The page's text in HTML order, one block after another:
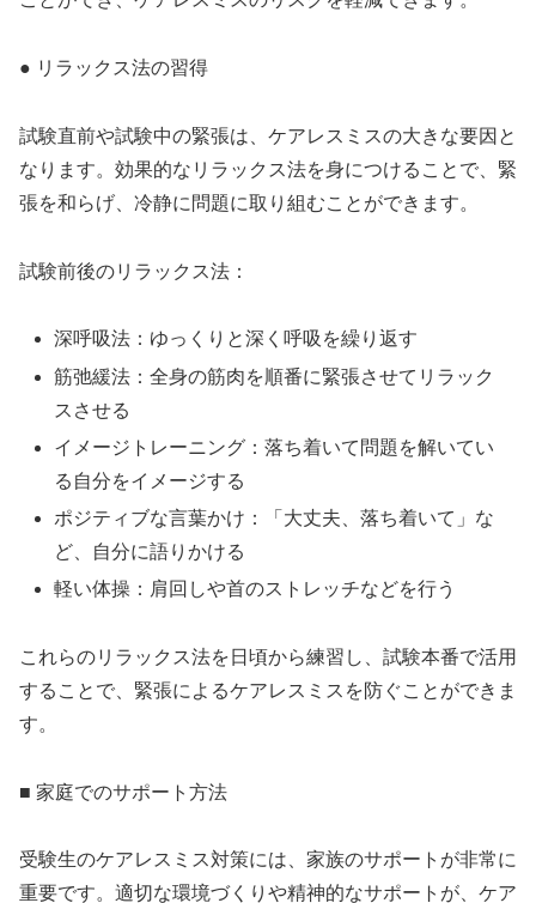
● リラックス法の習得
試験直前や試験中の緊張は、ケアレスミスの大きな要因と
なります。効果的なリラックス法を身につけることで、緊
張を和らげ、冷静に問題に取り組むことができます。
試験前後のリラックス法：
深呼吸法：ゆっくりと深く呼吸を繰り返す
筋弛緩法：全身の筋肉を順番に緊張させてリラック
スさせる
イメージトレーニング：落ち着いて問題を解いてい
る自分をイメージする
ポジティブな言葉かけ：「大丈夫、落ち着いて」な
ど、自分に語りかける
軽い体操：肩回しや首のストレッチなどを行う
これらのリラックス法を日頃から練習し、試験本番で活用
することで、緊張によるケアレスミスを防ぐことができま
す。
■ 家庭でのサポート方法
受験生のケアレスミス対策には、家族のサポートが非常に
重要です。適切な環境づくりや精神的なサポートが、ケア